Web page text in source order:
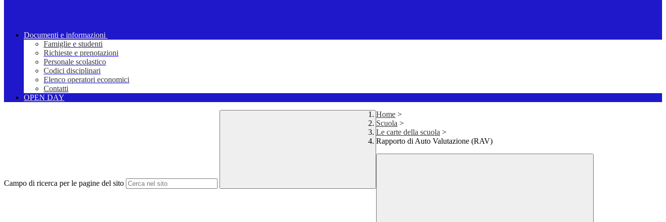
Documenti e informazioni
Famiglie e studenti
Richieste e prenotazioni
Personale scolastico
Codici disciplinari
Elenco operatori economici
Contatti
OPEN DAY
Campo di ricerca per le pagine del sito
Home >
Scuola >
Le carte della scuola >
Rapporto di Auto Valutazione (RAV)